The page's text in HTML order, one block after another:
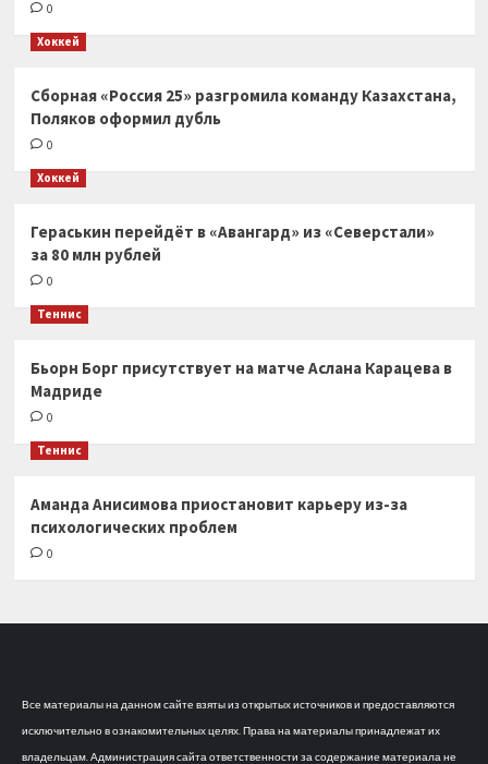
0
Хоккей
Сборная «Россия 25» разгромила команду Казахстана,
Поляков оформил дубль
0
Хоккей
Гераськин перейдёт в «Авангард» из «Северстали»
за 80 млн рублей
0
Теннис
Бьорн Борг присутствует на матче Аслана Карацева в
Мадриде
0
Теннис
Аманда Анисимова приостановит карьеру из-за
психологических проблем
0
Все материалы на данном сайте взяты из открытых источников и предоставляются
исключительно в ознакомительных целях. Права на материалы принадлежат их
владельцам. Администрация сайта ответственности за содержание материала не